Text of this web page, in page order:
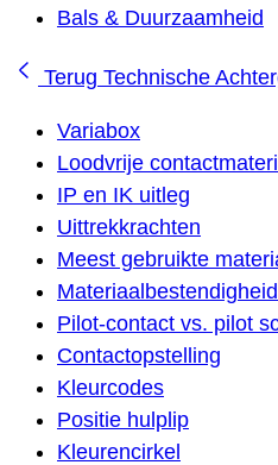
Bals & Duurzaamheid
Terug Technische
Variabox
Loodvrije
IP en IK uitleg
Uittrekkrachten
Meest gebruikte
Pilot-contact vs. pilot
Contactopstelling
Kleurcodes
Positie hulplip
Kleurencirkel